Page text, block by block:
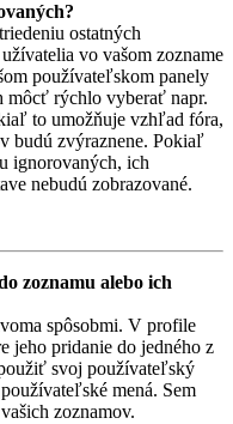
ostatných
vo vašom zozname
používateľskom panely
môcť rýchlo vyberať napr.
to umožňuje vzhľad fóra,
budú zvýraznene. Pokiaľ
ignorovaných, ich
nebudú zobrazované.
zoznamu alebo ich
spôsobmi. V profile
jeho pridanie do jedného z
svoj používateľský
mená. Sem
zoznamov.